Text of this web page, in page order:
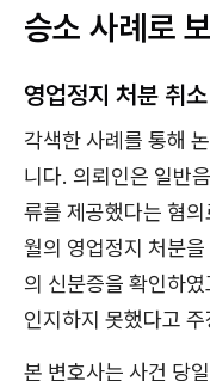
승소 사례로
영업정지 처분 취
각색한 사례를 통해
니다. 의뢰인은 일반
류를 제공했다는 혐
월의 영업정지 처분
의 신분증을 확인하
인지하지 못했다고
본 변호사는 사건 당